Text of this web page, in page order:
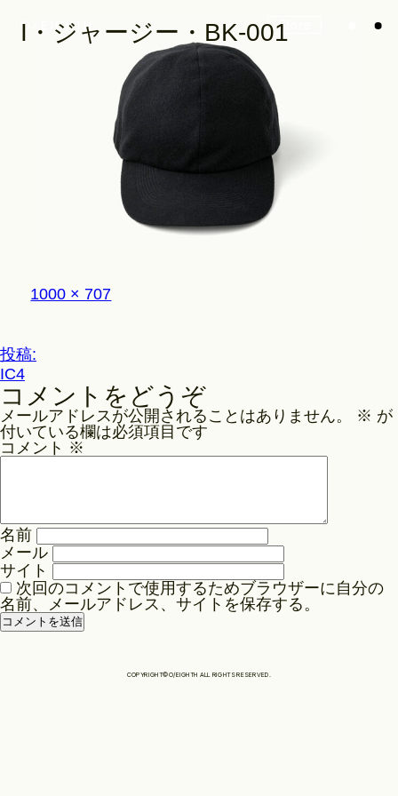
Store
Look
Construction
Philosophy
I・ジャージー・BK-001
フ
ル
ズ
1000 × 707
投
稿
ナ
ビ
ゲ
ョ
ン
投稿:
IC4
コメントをどうぞ
メールアドレスが公開されることはありません。 ※ が
付いている欄は必須項目です
コメント ※
名前
メール
サイト
次回のコメントで使用するためブラウザーに自分の
名前、メールアドレス、サイトを保存する。
COPYRIGHT©O/EIGHTH ALL RIGHTS RESERVED.